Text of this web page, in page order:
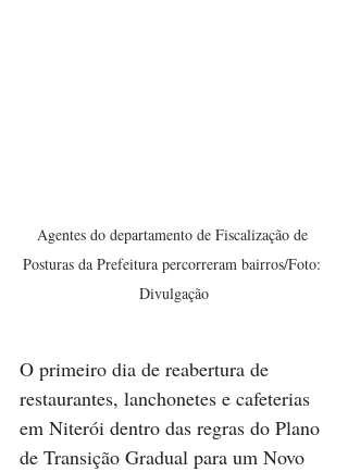
Agentes do departamento de Fiscalização de
Posturas da Prefeitura percorreram bairros/Foto:
Divulgação
O primeiro dia de reabertura de
restaurantes, lanchonetes e cafeterias
em Niterói dentro das regras do Plano
de Transição Gradual para um Novo